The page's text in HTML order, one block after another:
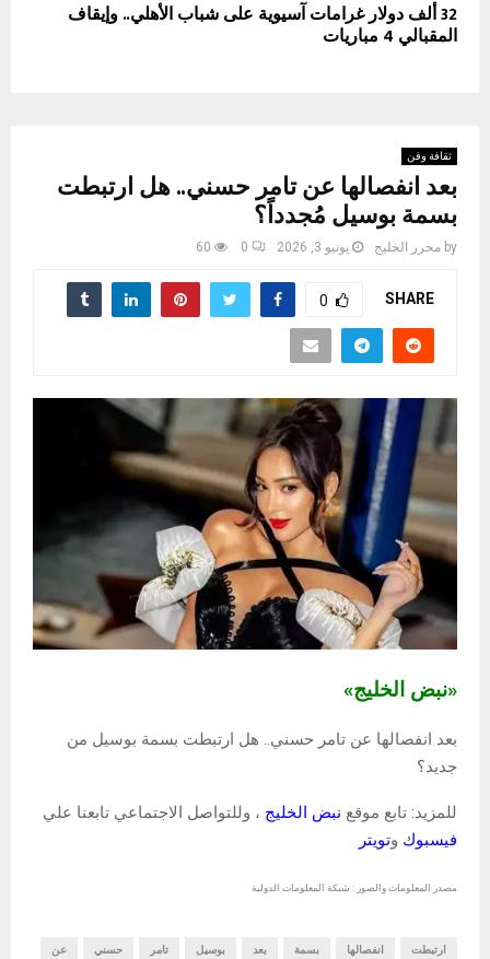
32 ألف دولار غرامات آسيوية على شباب الأهلي.. وإيقاف
المقبالي 4 مباريات
ثقافة وفن
بعد انفصالها عن تامر حسني.. هل ارتبطت
بسمة بوسيل مُجدداً؟
by محرر الخليج يونيو 3, 2026 0
60
SHARE
0
«نبض الخليج»
بعد انفصالها عن تامر حسني.. هل ارتبطت بسمة بوسيل من
جديد؟
للمزيد: تابع موقع نبض الخليج ، وللتواصل الاجتماعي تابعنا علي
فيسبوك وتويتر
مصدر المعلومات والصور : شبكة المعلومات الدولية
ارتبطت انفصالها بسمة بعد بوسيل تامر حسني عن